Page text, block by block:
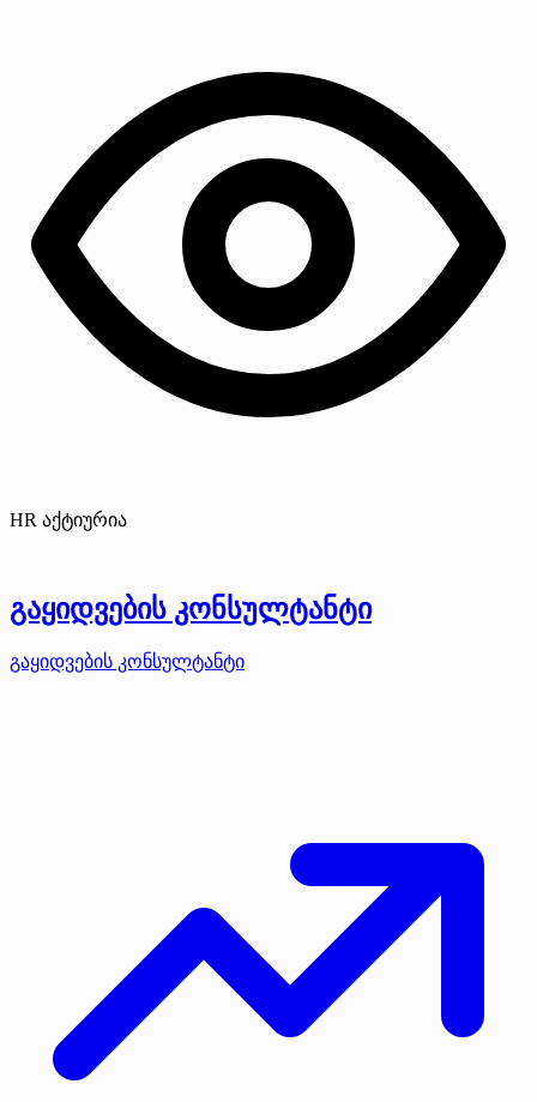
HR აქტიურია
გაყიდვების კონსულტანტი
გაყიდვების კონსულტანტი